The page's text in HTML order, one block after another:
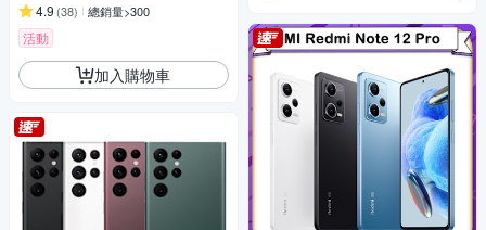
4.9 (38) 總銷量>300
活動
加入購物車